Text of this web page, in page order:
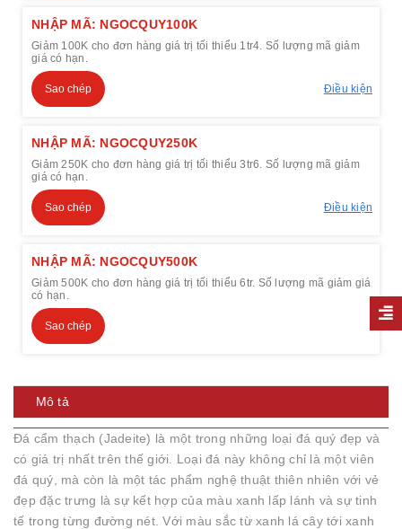
NHẬP MÃ: NGOCQUY100K
Giảm 100K cho đơn hàng giá trị tối thiểu 1tr4. Số lượng mã giảm
giá có hạn.
Sao chép Điều kiện
NHẬP MÃ: NGOCQUY250K
Giảm 250K cho đơn hàng giá trị tối thiểu 3tr6. Số lượng mã giảm
giá có hạn.
Sao chép Điều kiện
NHẬP MÃ: NGOCQUY500K
Giảm 500K cho đơn hàng giá trị tối thiểu 6tr. Số lượng mã giảm giá
có hạn.
Sao chép
Mô tả
Đá cẩm thạch (Jadeite) là một trong những loại đá quý đẹp và
có giá trị nhất trên thế giới. Loại đá này không chỉ là một viên
đá quý, mà còn là một tác phẩm nghệ thuật thiên nhiên với vẻ
đẹp đặc trưng là sự kết hợp của màu xanh lấp lánh và sự tinh
tế trong từng đường nét. Với màu sắc từ xanh lá cây tới xanh